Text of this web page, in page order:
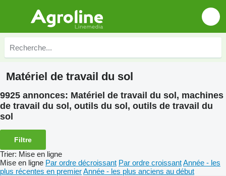
Matériel de travail du sol
9925 annonces: Matériel de travail du sol, machines
de travail du sol, outils du sol, outils de travail du
sol
Filtre
Trier: Mise en ligne
Mise en ligne Par ordre décroissant Par ordre croissantAnnée - les
plus récentes en premierAnnée - les plus anciens au début